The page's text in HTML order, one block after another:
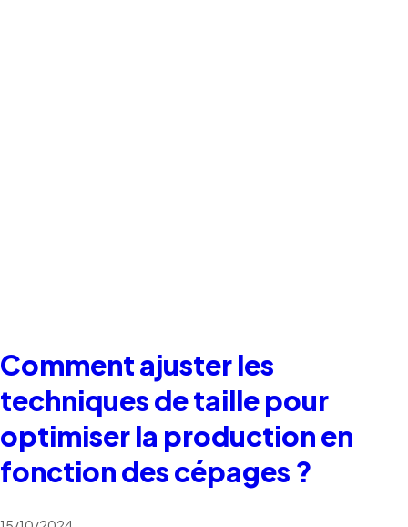
Comment ajuster les
techniques de taille pour
optimiser la production en
fonction des cépages ?